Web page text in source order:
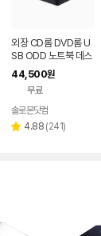
외장 CD롬 DVD롬 U
SB ODD 노트북 데스
크탑 맥 호환 블랙 히타
치엘지 GP62NB60
44,500원
무료
솔로몬닷컴
별 4.88 리
(241)